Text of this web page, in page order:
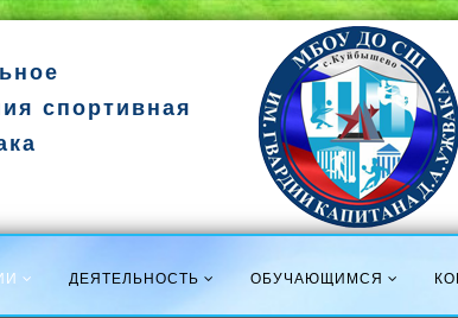
спортивная
ДЕЯТЕЛЬНОСТЬ ОБУЧАЮЩИМСЯ